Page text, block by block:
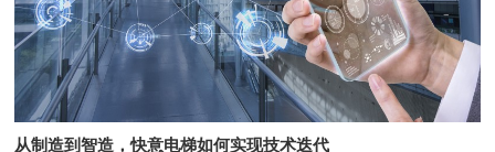
从制造到智造，快意电梯如何实现技术迭代